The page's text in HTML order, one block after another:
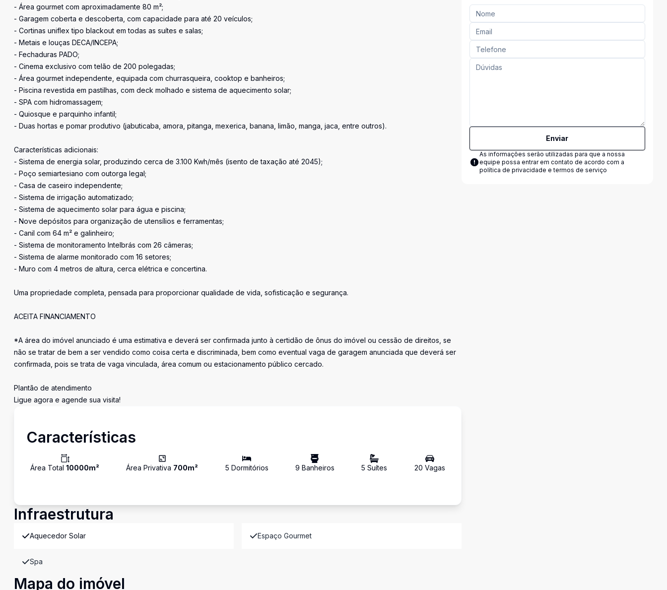
- Área gourmet com aproximadamente 80 m²;
- Garagem coberta e descoberta, com capacidade para até 20 veículos;
- Cortinas uniflex tipo blackout em todas as suítes e salas;
- Metais e louças DECA/INCEPA;
- Fechaduras PADO;
- Cinema exclusivo com telão de 200 polegadas;
- Área gourmet independente, equipada com churrasqueira, cooktop e banheiros;
- Piscina revestida em pastilhas, com deck molhado e sistema de aquecimento solar;
- SPA com hidromassagem;
- Quiosque e parquinho infantil;
- Duas hortas e pomar produtivo (jabuticaba, amora, pitanga, mexerica, banana, limão, manga, jaca, entre outros).
Características adicionais:
- Sistema de energia solar, produzindo cerca de 3.100 Kwh/mês (isento de taxação até 2045);
- Poço semiartesiano com outorga legal;
- Casa de caseiro independente;
- Sistema de irrigação automatizado;
- Sistema de aquecimento solar para água e piscina;
- Nove depósitos para organização de utensílios e ferramentas;
- Canil com 64 m² e galinheiro;
- Sistema de monitoramento Intelbrás com 26 câmeras;
- Sistema de alarme monitorado com 16 setores;
- Muro com 4 metros de altura, cerca elétrica e concertina.
Uma propriedade completa, pensada para proporcionar qualidade de vida, sofisticação e segurança.
ACEITA FINANCIAMENTO
*A área do imóvel anunciado é uma estimativa e deverá ser confirmada junto à certidão de ônus do imóvel ou cessão de direitos, se
não se tratar de bem a ser vendido como coisa certa e discriminada, bem como eventual vaga de garagem anunciada que deverá ser
confirmada, pois se trata de vaga vinculada, área comum ou estacionamento público cercado.
Plantão de atendimento
Ligue agora e agende sua visita!
Características
Área Total 10000m² Área Privativa 700m² 5 Dormitórios 9 Banheiros 5 Suítes 20 Vagas
Infraestrutura
Aquecedor Solar Espaço Gourmet
Spa
Mapa do imóvel
Enviar
As informações serão utilizadas para que a nossa
equipe possa entrar em contato de acordo com a
política de privacidade e termos de serviço